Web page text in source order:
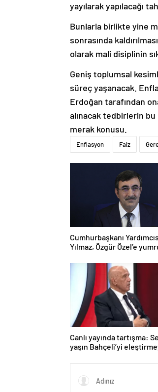
yayılarak yapılacağı
Bunlarla birlikte yine
sonrasında
olarak mali disiplinin
Geniş toplumsal
süreç yaşanacak.
Erdoğan tarafından
alınacak tedbirlerin
merak konusu.
Enflasyon Faiz
Cumhurbaşkanı
Yılmaz, Özgür Özel’e
Canlı yayında tartışma:
yaşın Bahçeli’yi